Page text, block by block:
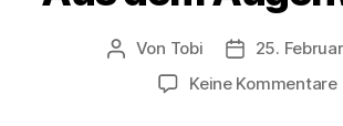
Beitragsautor
Von Tobi
25.
Keine Kommentarezu